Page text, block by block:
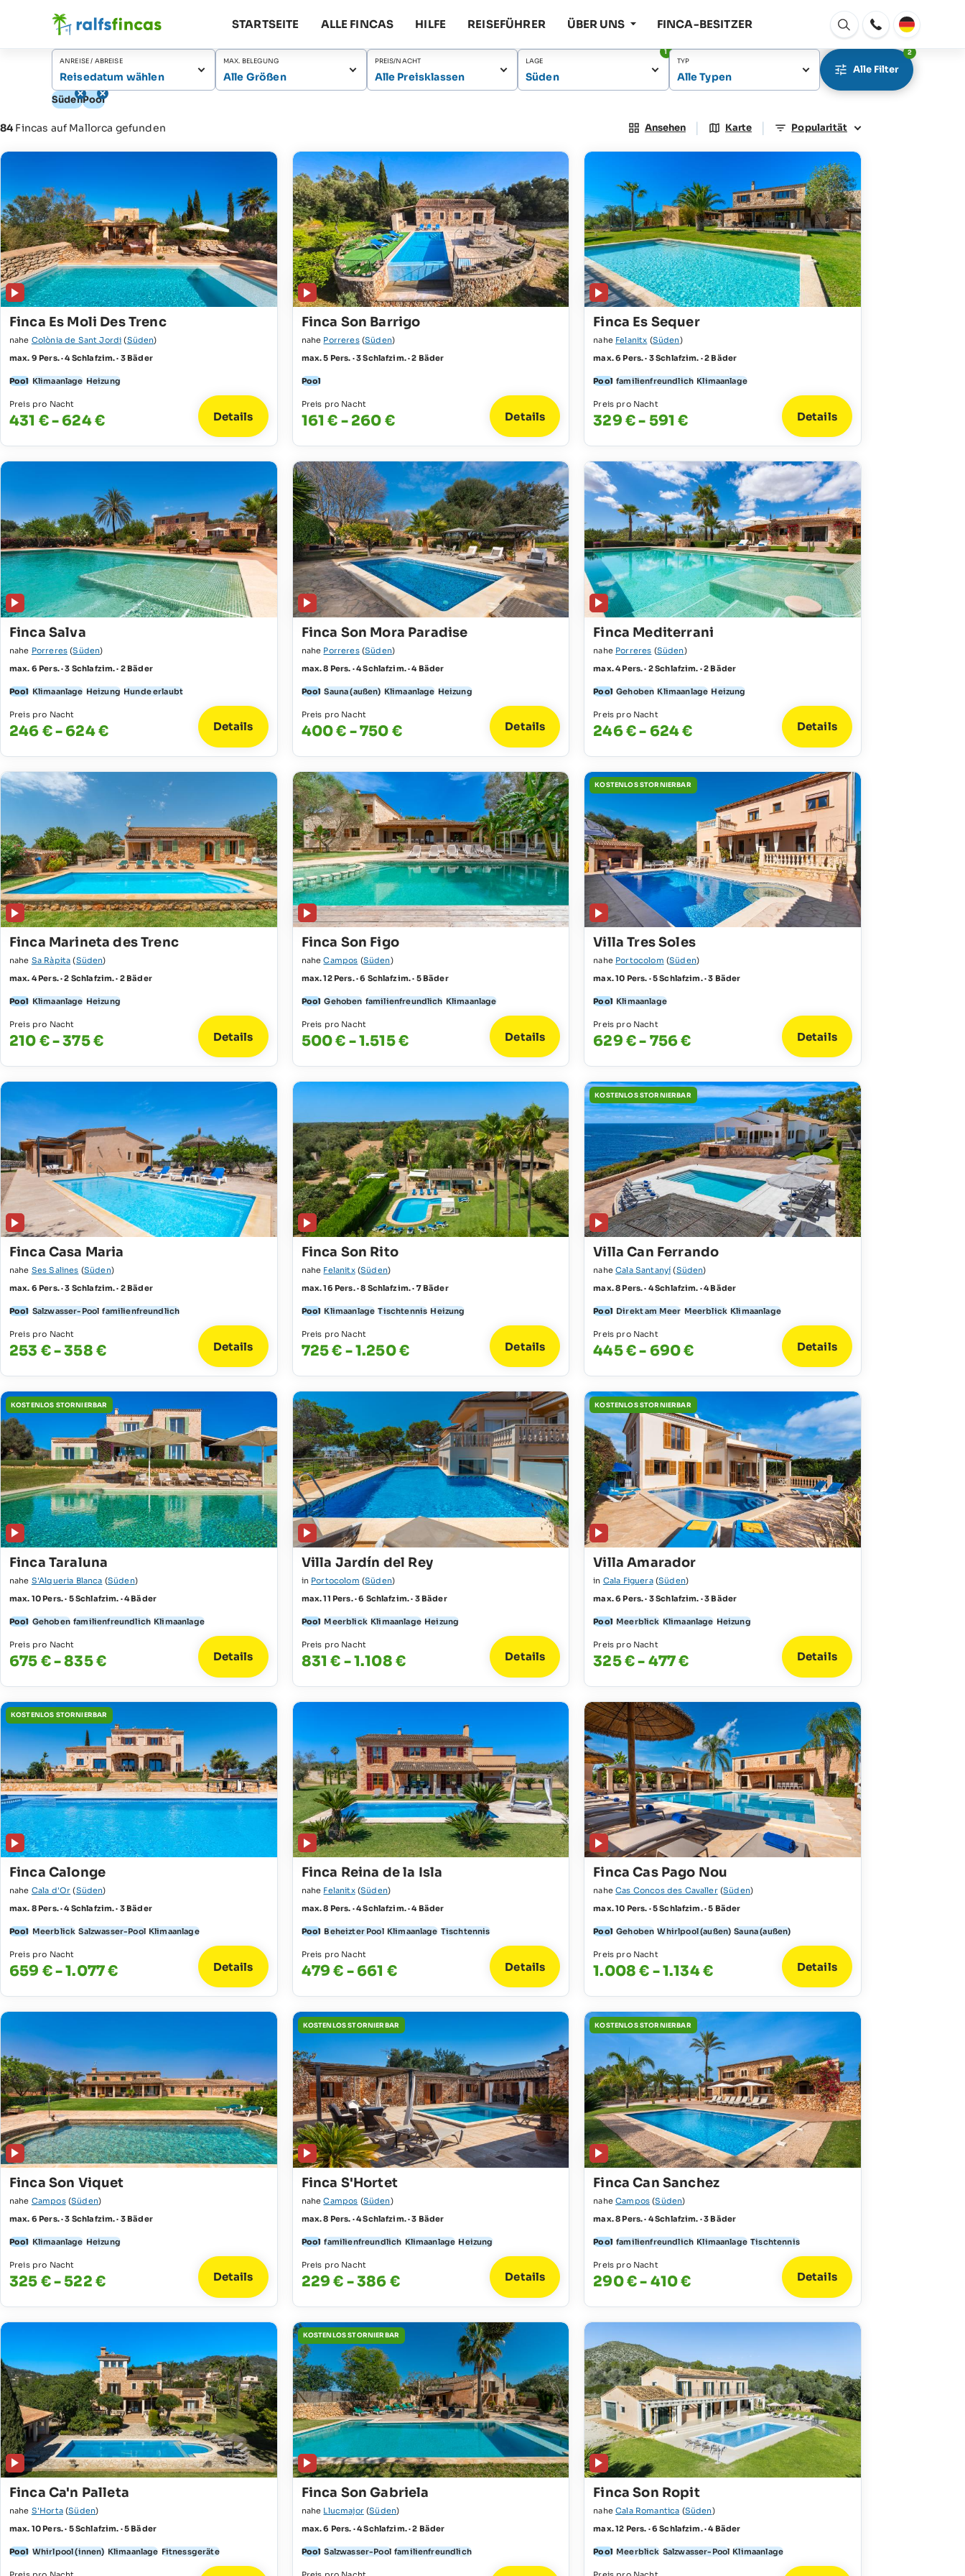
STARTSEITE ALLE FINCAS HILFE REISEFÜHRER ÜBER UNS FINCA-BESITZER
Fenster
Öffnen
ANREISE / ABREISE
Reisedatum wählen
MAX. BELEGUNG
Alle Größen
PREIS/NACHT
Alle Preisklassen
LAGE
Süden
1
TYP
Alle Typen
Alle Filter
2
SüdenPool
84Fincas auf Mallorca gefunden Ansehen | Karte | Popularität
Finca Es Moli Des Trenc
nahe Colònia de Sant Jordi (Süden)
max. 9 Pers. · 4 Schlafzim. · 3 Bäder
Pool Klimaanlage Heizung
Preis pro Nacht
431 € - 624 € Details
Finca Son Barrigo
nahe Porreres(Süden)
max. 5 Pers. · 3 Schlafzim. · 2 Bäder
Pool
Preis pro Nacht
161 € - 260 € Details
Finca Es Sequer
nahe Felanitx (Süden)
max. 6 Pers. · 3 Schlafzim. · 2 Bäder
Pool familienfreundlich Klimaanlage
Preis pro Nacht
329 € - 591 € Details
Finca Salva
nahe Porreres (Süden)
max. 6 Pers. · 3 Schlafzim. · 2 Bäder
Pool Klimaanlage Heizung Hunde erlaubt
Preis pro Nacht
246 € - 624 € Details
Finca Son Mora Paradise
nahe Porreres(Süden)
max. 8 Pers. · 4 Schlafzim. · 4 Bäder
Pool Sauna (außen) Klimaanlage Heizung
Preis pro Nacht
400 € - 750 € Details
Finca Mediterrani
nahe Porreres (Süden)
max. 4 Pers. · 2 Schlafzim. · 2 Bäder
Pool Gehoben Klimaanlage Heizung
Preis pro Nacht
246 € - 624 € Details
Finca Marineta des Trenc
nahe Sa Ràpita (Süden)
max. 4 Pers. · 2 Schlafzim. · 2 Bäder
Pool Klimaanlage Heizung
Preis pro Nacht
210 € - 375 € Details
Finca Son Figo
naheCampos (Süden)
max. 12 Pers. · 6 Schlafzim. · 5 Bäder
Pool Gehoben familienfreundlich Klimaanlage
Preis pro Nacht
500 € - 1.515 € Details
KOSTENLOS STORNIERBAR
Villa Tres Soles
nahe Portocolom (Süden)
max. 10 Pers. · 5 Schlafzim. · 3 Bäder
Pool Klimaanlage
Preis pro Nacht
629 € - 756 € Details
Finca Casa Maria
nahe Ses Salines (Süden)
max. 6 Pers. · 3 Schlafzim. · 2 Bäder
Pool Salzwasser-Pool familienfreundlich
Preis pro Nacht
253 € - 358 € Details
Finca Son Rito
nahe Felanitx(Süden)
max. 16 Pers. · 8 Schlafzim. · 7 Bäder
Pool Klimaanlage Tischtennis Heizung
Preis pro Nacht
725 € - 1.250 € Details
KOSTENLOS STORNIERBAR
Villa Can Ferrando
naheCala Santanyí (Süden)
max. 8 Pers. · 4 Schlafzim. · 4 Bäder
Pool Direkt am Meer Meerblick Klimaanlage
Preis pro Nacht
445 € - 690 € Details
KOSTENLOS STORNIERBAR
Finca Taraluna
nahe S'Alqueria Blanca (Süden)
max. 10 Pers. · 5 Schlafzim. · 4 Bäder
Pool Gehoben familienfreundlich Klimaanlage
Preis pro Nacht
675 € - 835 € Details
Villa Jardín del Rey
in Portocolom (Süden)
max. 11 Pers. · 6 Schlafzim. · 3 Bäder
Pool Meerblick Klimaanlage Heizung
Preis pro Nacht
831 € - 1.108 € Details
KOSTENLOS STORNIERBAR
Villa Amarador
in Cala Figuera(Süden)
max. 6 Pers. · 3 Schlafzim. · 3 Bäder
Pool Meerblick Klimaanlage Heizung
Preis pro Nacht
325 € - 477 € Details
KOSTENLOS STORNIERBAR
Finca Calonge
nahe Cala d'Or (Süden)
max. 8 Pers. · 4 Schlafzim. · 3 Bäder
Pool Meerblick Salzwasser-Pool Klimaanlage
Preis pro Nacht
659 € - 1.077 € Details
Finca Reina de la Isla
nahe Felanitx(Süden)
max. 8 Pers. · 4 Schlafzim. · 4 Bäder
Pool Beheizter Pool Klimaanlage Tischtennis
Preis pro Nacht
479 € - 661 € Details
Finca Cas Pago Nou
naheCas Concos des Cavaller(Süden)
max. 10 Pers. · 5 Schlafzim. · 5 Bäder
Pool Gehoben Whirlpool (außen) Sauna (außen)
Preis pro Nacht
1.008 € - 1.134 € Details
Finca Son Viquet
nahe Campos(Süden)
max. 6 Pers. · 3 Schlafzim. · 3 Bäder
Pool Klimaanlage Heizung
Preis pro Nacht
325 € - 522 € Details
KOSTENLOS STORNIERBAR
Finca S'Hortet
naheCampos (Süden)
max. 8 Pers. · 4 Schlafzim. · 3 Bäder
Pool familienfreundlich Klimaanlage Heizung
Preis pro Nacht
229 € - 386 € Details
KOSTENLOS STORNIERBAR
Finca Can Sanchez
naheCampos (Süden)
max. 8 Pers. · 4 Schlafzim. · 3 Bäder
Pool familienfreundlich Klimaanlage Tischtennis
Preis pro Nacht
290 € - 410 € Details
Finca Ca'n Palleta
nahe S'Horta(Süden)
max. 10 Pers. · 5 Schlafzim. · 5 Bäder
Pool Whirlpool (innen) Klimaanlage Fitnessgeräte
KOSTENLOS STORNIERBAR
Finca Son Gabriela
nahe Llucmajor(Süden)
max. 6 Pers. · 4 Schlafzim. · 2 Bäder
Pool Salzwasser-Pool familienfreundlich
Finca Son Ropit
naheCala Romantica (Süden)
max. 12 Pers. · 6 Schlafzim. · 4 Bäder
Pool Meerblick Salzwasser-Pool Klimaanlage